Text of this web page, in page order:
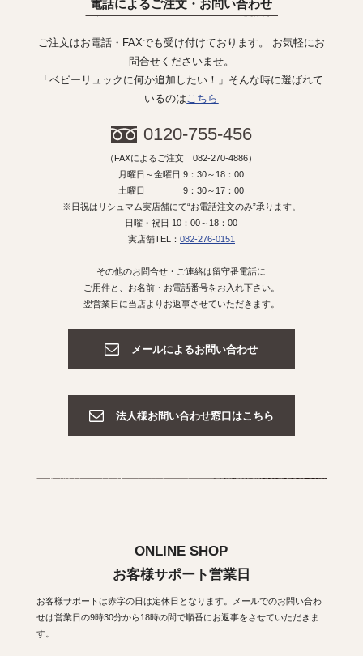
電話によるご注文・お問い合わせ
ご注文はお電話・FAXでも受け付けております。 お気軽にお
問合せくださいませ。
「ベビーリュックに何か追加したい！」そんな時に選ばれて
いるのはこちら
0120-755-456
（FAXによるご注文 082-270-4886）
月曜日～金曜日 9：30～18：00
土曜日 9：30～17：00
※日祝はリシュマム実店舗にて“お電話注文のみ”承ります。
日曜・祝日 10：00～18：00
実店舗TEL： 082-276-0151
その他のお問合せ・ご連絡は留守番電話に
ご用件と、お名前・お電話番号をお入れ下さい。
翌営業日に当店よりお返事させていただきます。
メールによるお問い合わせ
法人様お問い合わせ窓口はこちら
ONLINE SHOP
お客様サポート営業日
お客様サポートは赤字の日は定休日となります。メールでのお問い合わ
せは営業日の9時30分から18時の間で順番にお返事をさせていただきま
す。